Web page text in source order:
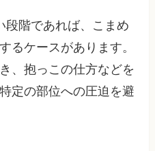
段階であれば、こまめ
るケースがあります。
、抱っこの仕方などを
定の部位への圧迫を避